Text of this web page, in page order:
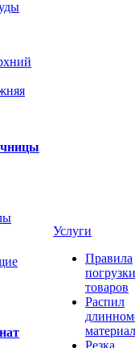
Услуги
Правила
погрузки
товаров
Распил
Резка